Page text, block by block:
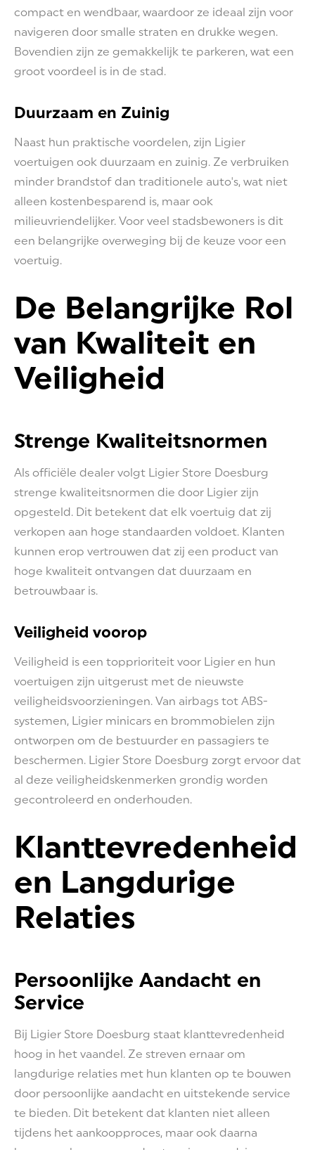
compact en wendbaar, waardoor ze ideaal zijn voor
navigeren door smalle straten en drukke wegen.
Bovendien zijn ze gemakkelijk te parkeren, wat een
groot voordeel is in de stad.
Duurzaam en Zuinig
Naast hun praktische voordelen, zijn Ligier
voertuigen ook duurzaam en zuinig. Ze verbruiken
minder brandstof dan traditionele auto's, wat niet
alleen kostenbesparend is, maar ook
milieuvriendelijker. Voor veel stadsbewoners is dit
een belangrijke overweging bij de keuze voor een
voertuig.
De Belangrijke Rol
van Kwaliteit en
Veiligheid
Strenge Kwaliteitsnormen
Als officiële dealer volgt Ligier Store Doesburg
strenge kwaliteitsnormen die door Ligier zijn
opgesteld. Dit betekent dat elk voertuig dat zij
verkopen aan hoge standaarden voldoet. Klanten
kunnen erop vertrouwen dat zij een product van
hoge kwaliteit ontvangen dat duurzaam en
betrouwbaar is.
Veiligheid voorop
Veiligheid is een topprioriteit voor Ligier en hun
voertuigen zijn uitgerust met de nieuwste
veiligheidsvoorzieningen. Van airbags tot ABS-
systemen, Ligier minicars en brommobielen zijn
ontworpen om de bestuurder en passagiers te
beschermen. Ligier Store Doesburg zorgt ervoor dat
al deze veiligheidskenmerken grondig worden
gecontroleerd en onderhouden.
Klanttevredenheid
en Langdurige
Relaties
Persoonlijke Aandacht en
Service
Bij Ligier Store Doesburg staat klanttevredenheid
hoog in het vaandel. Ze streven ernaar om
langdurige relaties met hun klanten op te bouwen
door persoonlijke aandacht en uitstekende service
te bieden. Dit betekent dat klanten niet alleen
tijdens het aankoopproces, maar ook daarna